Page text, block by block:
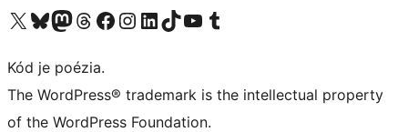
Navštívte náš účet na X (predtým Twitter)
Navštívte náš účet na platforme Bluesky
Navštívte náš účet na Mastodone
Navštívte náš účet na platforme Threads
Navštívte našu stránku na Facebooku
Navštívte náš účet Instagram
Navštívte náš účet LinkedIn
Navštívte náš účet na platforme TikTok
Navštívte náš kanál YouTube
Navštívte náš účet na platforme Tumblr
Kód je poézia.
The WordPress® trademark is the intellectual property
of the WordPress Foundation.